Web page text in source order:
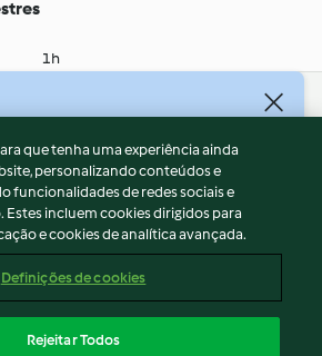
1h
Dados
que tenha uma experiência ainda
personalizando conteúdos e
funcionalidades de redes sociais e
Estes incluem cookies dirigidos para
e cookies de analítica avançada.
Definições de cookies
Rejeitar Todos